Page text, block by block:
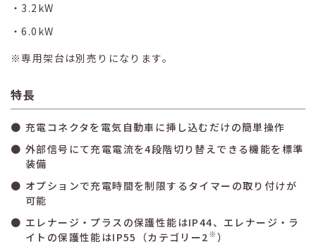
3.2kW
6.0kW
※専用架台は別売りになります。
特長
充電コネクタを電気自動車に挿し込むだけの簡単操作
外部信号にて充電電流を4段階切り替えできる機能を標準
装備
オプションで充電時間を制限するタイマーの取り付けが
可能
エレナージ・プラスの保護性能はIP44、エレナージ・ラ
イトの保護性能はIP55（カテゴリー2 ※ ）